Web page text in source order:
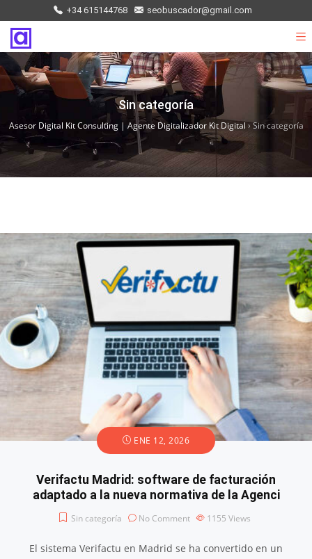
+34 615144768 seobuscador@gmail.com
Sin categoría
Asesor Digital Kit Consulting | Agente Digitalizador Kit Digital›Sin categoría
ENE 12, 2026
Verifactu Madrid: software de facturación
adaptado a la nueva normativa de la Agenci
Sin categoría No Comment 1155 Views
El sistema Verifactu en Madrid se ha convertido en un